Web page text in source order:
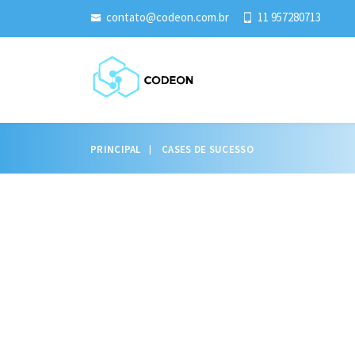
contato@codeon.com.br 11 957280713
PRINCIPAL CASES DE SUCESSO